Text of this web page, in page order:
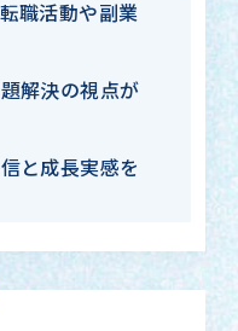
職活動や副業
解決の視点が
と成長実感を